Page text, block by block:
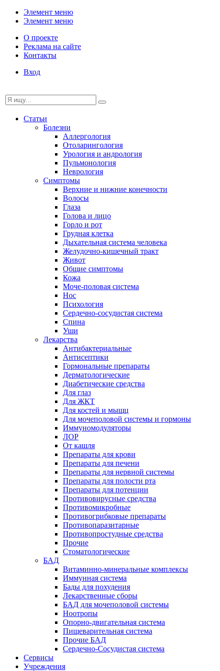
Элемент меню
Элемент меню
О проекте
Реклама на сайте
Контакты
Вход
Статьи
Болезни
Аллергология
Отоларингология
Урология и андрология
Пульмонология
Неврология
Симптомы
Верхние и нижние конечности
Волосы
Глаза
Голова и лицо
Горло и рот
Грудная клетка
Дыхательная система человека
Желудочно-кишечный тракт
Живот
Общие симптомы
Кожа
Моче-половая система
Нос
Психология
Сердечно-сосудистая система
Спина
Уши
Лекарства
Антибактериальные
Антисептики
Гормональные препараты
Дерматологические
Диабетические средства
Для глаз
Для ЖКТ
Для костей и мыщц
Для мочеполовой системы и гормоны
Иммуномодуляторы
ЛОР
От кашля
Препараты для крови
Препараты для печени
Препараты для нервной системы
Препараты для полости рта
Препараты для потенции
Противовирусные средства
Противомикробные
Противогрибковые препараты
Противопаразитарные
Противопростудные средства
Прочие
Стоматологические
БАД
Витаминно-минеральные комплексы
Иммунная система
Бады для похудения
Лекарственные сборы
БАД для мочеполовой системы
Ноотропы
Опорно-двигательная система
Пищеварительная система
Прочие БАД
Сердечно-Сосудистая система
Сервисы
Учреждения